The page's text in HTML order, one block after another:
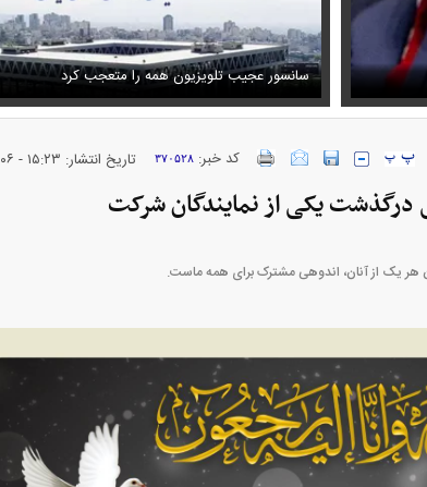
فیلم/ توصیه رهبر شهید درباره احتمال اسارت مجتبی و
خامنه ای
دامادی سانسور عجیب تلویزیون همه را متعجب کرد
کد خبر:۳۷۰۵۲۸ تاریخ انتشار: ۱۵:۲۳ - ۰۶ تير ۱۴۰۵
درگذشت یکی از نمایندگان شرکت
هر یک از آنان، اندوهی مشترک برای همه ماست.
پاک‌ نژاد؛ از افت شدید
بازی با عزل و نصب‌ها
پیش‌بینی بورس امروز دوشنبه ۱۲ مرداد ماه
۱۴۰۵